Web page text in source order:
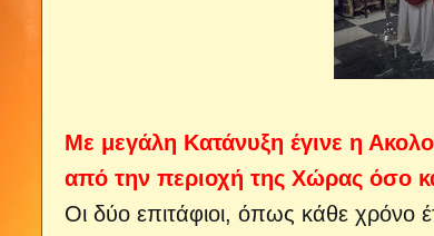
Με μεγάλη Κατάνυξη έγινε η
από την περιοχή της Χώρας όσο
Οι δύο επιτάφιοι, όπως κάθε χρόνο